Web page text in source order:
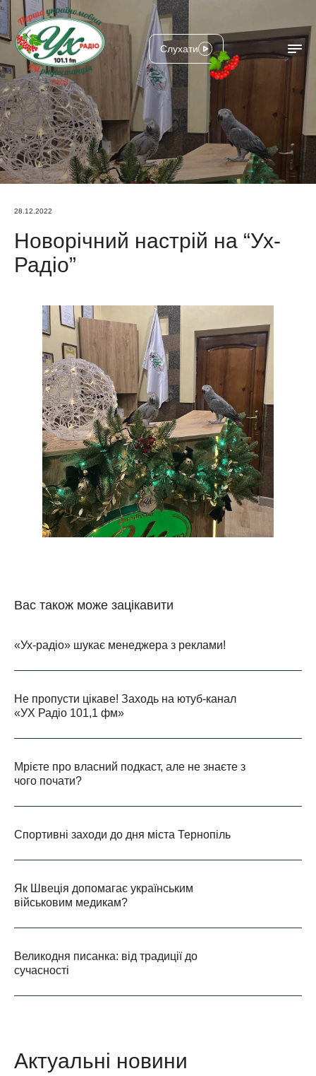
Слухати
Вас також може зацікавити
«Ух-радіо» шукає менеджера з реклами!
Не пропусти цікаве! Заходь на ютуб-канал
«УХ Радіо 101,1 фм»
Мрієте про власний подкаст, але не знаєте з
чого почати?
Спортивні заходи до дня міста Тернопіль
Як Швеція допомагає українським
військовим медикам?
Великодня писанка: від традиції до
сучасності
28.12.2022
Новорічний настрій на “Ух-
Радіо”
Актуальні новини